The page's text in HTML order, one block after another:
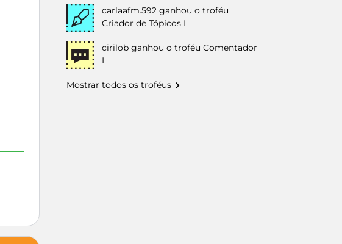
carlaafm.592 ganhou o troféu
Criador de Tópicos I
cirilob ganhou o troféu Comentador
I
Mostrar todos os troféus